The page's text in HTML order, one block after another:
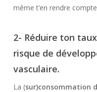
même t’en rendre
2- Réduire ton
risque de
vasculaire.
La (sur)consommation